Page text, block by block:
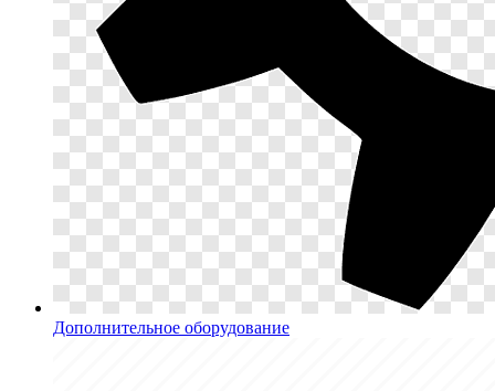
Дополнительное оборудование